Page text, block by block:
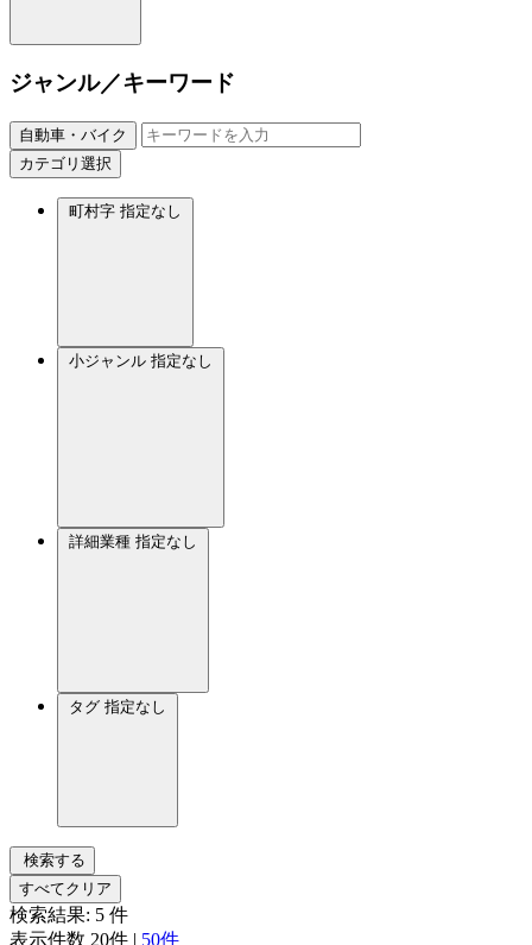
ジャンル／キーワード
自動車・バイク
カテゴリ選択
町村字 指定なし
小ジャンル 指定なし
詳細業種 指定なし
タグ 指定なし
検索する
すべてクリア
検索結果: 5 件
表示件数 20件 | 50件